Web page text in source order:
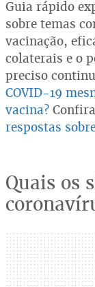
Guia rápido
sobre temas
vacinação,
colaterais e o
preciso
COVID-19
vacina?
respostas
Quais os